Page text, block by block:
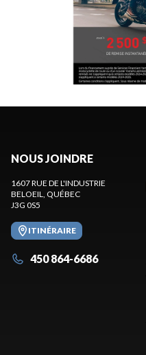
NOUS JOINDRE
1607 RUE DE L'INDUSTRIE
BELOEIL, QUÉBEC
J3G 0S5
ITINÉRAIRE
450 864-6686